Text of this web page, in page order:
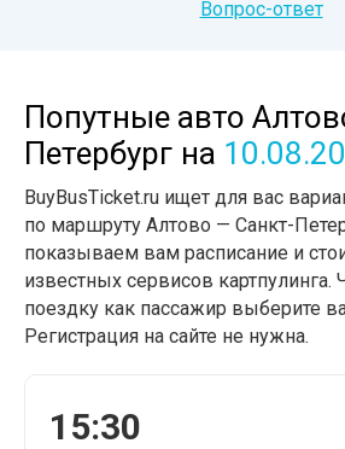
Вопрос-ответ
Попутные авто
Петербург на
BuyBusTicket.ru ищет для вас
по маршруту Алтово — Санкт-
показываем вам расписание и
известных сервисов картпулинга.
поездку как пассажир выберите
Регистрация на сайте не нужна.
15:30